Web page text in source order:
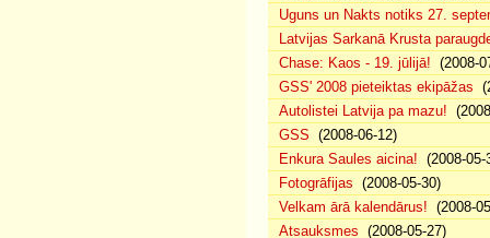
Uguns un Nakts notiks 27.
Latvijas Sarkanā Krusta
Chase: Kaos - 19. jūlijā! (2008-
GSS' 2008 pieteiktas ekipāžas
Autolistei Latvija pa mazu!
GSS (2008-06-12)
Enkura Saules aicina! (2008-05-
Fotogrāfijas (2008-05-30)
Velkam ārā kalendārus! (2008-
Atsauksmes (2008-05-27)